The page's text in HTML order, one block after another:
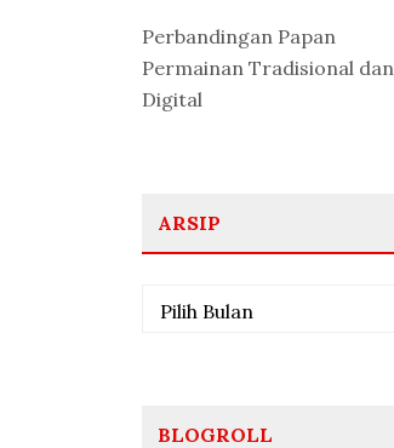
Perbandingan Papan
Permainan Tradisional dan
Digital
ARSIP
Arsip
BLOGROLL